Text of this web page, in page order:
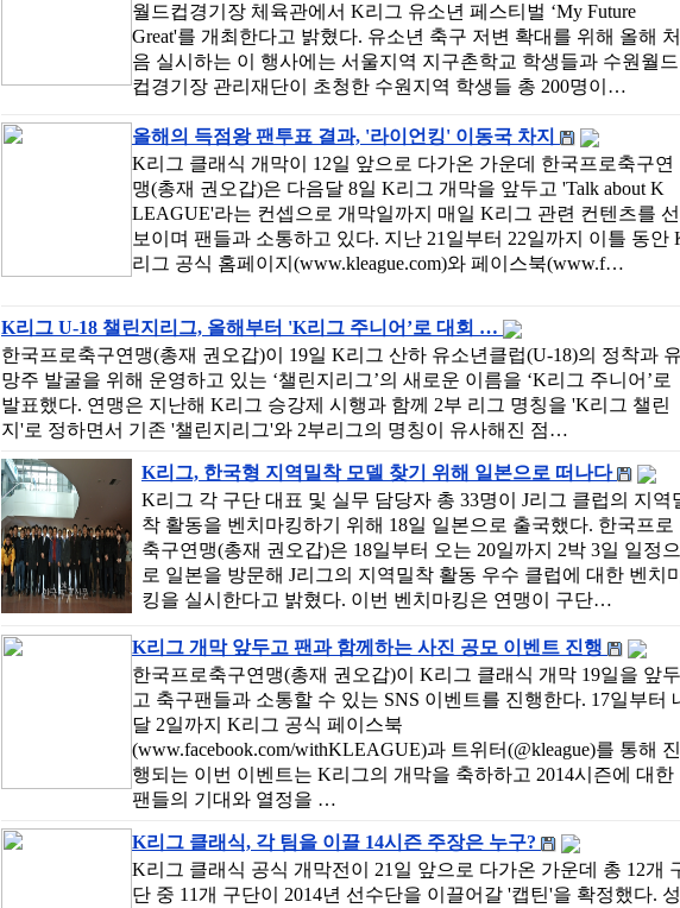
월드컵경기장 체육관에서 K리그 유소년 페스티벌 ‘My Future
Great'를 개최한다고 밝혔다. 유소년 축구 저변 확대를 위해 올해 처
음 실시하는 이 행사에는 서울지역 지구촌학교 학생들과 수원월드
컵경기장 관리재단이 초청한 수원지역 학생들 총 200명이…
올해의 득점왕 팬투표 결과, '라이언킹' 이동국 차지
K리그 클래식 개막이 12일 앞으로 다가온 가운데 한국프로축구연
맹(총재 권오갑)은 다음달 8일 K리그 개막을 앞두고 'Talk about K
LEAGUE'라는 컨셉으로 개막일까지 매일 K리그 관련 컨텐츠를 선
보이며 팬들과 소통하고 있다. 지난 21일부터 22일까지 이틀 동안
리그 공식 홈페이지(www.kleague.com)와 페이스북(www.f…
K리그 U-18 챌린지리그, 올해부터 'K리그 주니어’로 대회 …
한국프로축구연맹(총재 권오갑)이 19일 K리그 산하 유소년클럽(U-18)의 정착과 유
망주 발굴을 위해 운영하고 있는 ‘챌린지리그’의 새로운 이름을 ‘K리그 주니어’로
발표했다. 연맹은 지난해 K리그 승강제 시행과 함께 2부 리그 명칭을 'K리그 챌린
지'로 정하면서 기존 '챌린지리그'와 2부리그의 명칭이 유사해진 점…
K리그, 한국형 지역밀착 모델 찾기 위해 일본으로 떠나다
K리그 각 구단 대표 및 실무 담당자 총 33명이 J리그 클럽의 지역
착 활동을 벤치마킹하기 위해 18일 일본으로 출국했다. 한국프로
축구연맹(총재 권오갑)은 18일부터 오는 20일까지 2박 3일 일정으
로 일본을 방문해 J리그의 지역밀착 활동 우수 클럽에 대한 벤치
킹을 실시한다고 밝혔다. 이번 벤치마킹은 연맹이 구단…
K리그 개막 앞두고 팬과 함께하는 사진 공모 이벤트 진행
한국프로축구연맹(총재 권오갑)이 K리그 클래식 개막 19일을 앞두
고 축구팬들과 소통할 수 있는 SNS 이벤트를 진행한다. 17일부터
달 2일까지 K리그 공식 페이스북
(www.facebook.com/withKLEAGUE)과 트위터(@kleague)를 통해 진
행되는 이번 이벤트는 K리그의 개막을 축하하고 2014시즌에 대한
팬들의 기대와 열정을 …
K리그 클래식, 각 팀을 이끌 14시즌 주장은 누구?
K리그 클래식 공식 개막전이 21일 앞으로 다가온 가운데 총 12개
단 중 11개 구단이 2014년 선수단을 이끌어갈 '캡틴'을 확정했다. 성